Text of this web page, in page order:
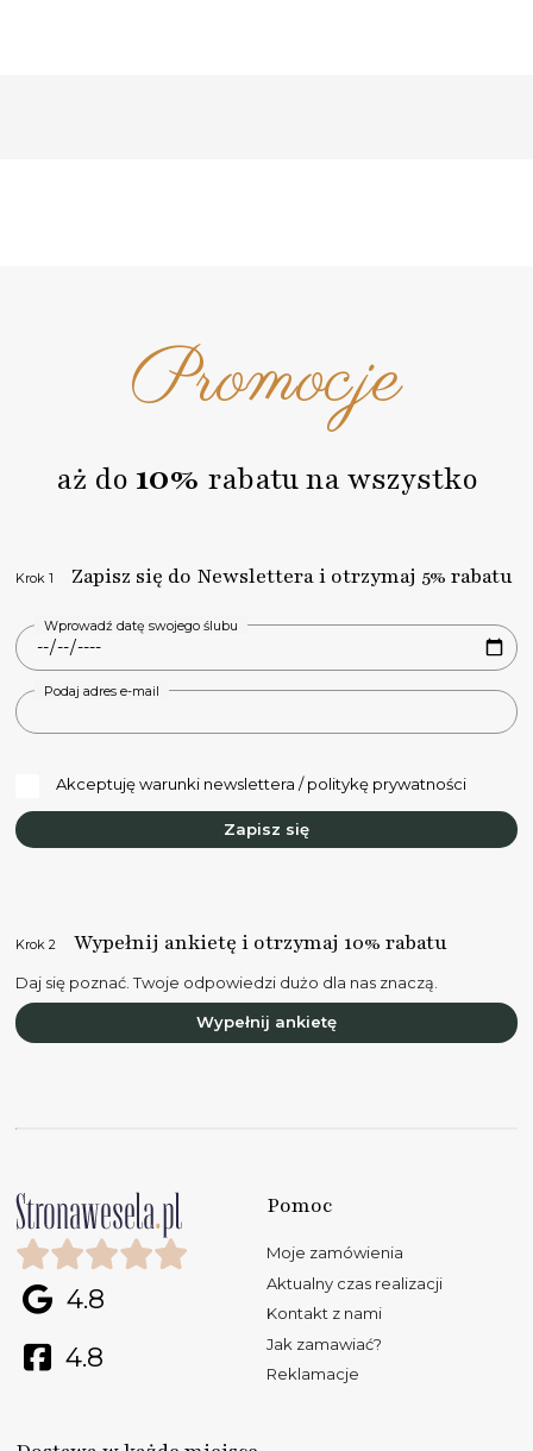
Promocje
aż do 10% rabatu na wszystko
Krok 1 Zapisz się do Newslettera i otrzymaj 5% rabatu
Wprowadź datę swojego ślubu
Podaj adres e-mail
Akceptuję warunki newslettera / politykę prywatności
Zapisz się
Krok 2 Wypełnij ankietę i otrzymaj 10% rabatu
Daj się poznać. Twoje odpowiedzi dużo dla nas znaczą.
Wypełnij ankietę
4.8
4.8
Pomoc
Moje zamówienia
Aktualny czas realizacji
Kontakt z nami
Jak zamawiać?
Reklamacje